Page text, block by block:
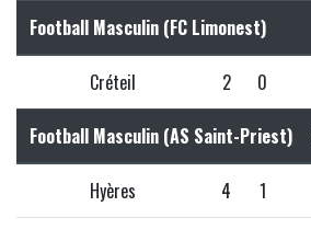
Football Masculin (FC Limonest)
Créteil 2 0
Football Masculin (AS Saint-Priest)
Hyères 4 1